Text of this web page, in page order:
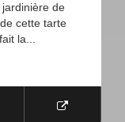
de
cette tarte
la...